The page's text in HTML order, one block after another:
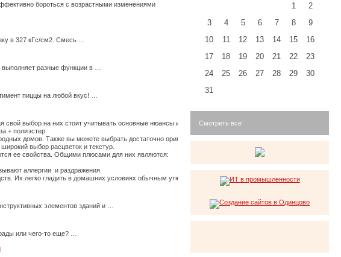
бороться с возрастными изменениями
в 327 кГс/см2. Смесь …
выполняет разные функции в …
пиццы на любой вкус! …
выбор на них стоит учитывать основные нюансы их использования, иначе по истечению времени
+ полиэстер.
домов. Также вы можете выбрать достаточно оригинальные ткани, изготовленные из крапивы,
выбор расцветок и текстур.
ее свойства. Общими плюсами для них являются:
аллергии и раздражения.
Их легко гладить в домашних условиях обычным утюгом. …
элементов зданий и …
или чего-то еще? …
1
2
3
4 5 6 7 8
9
10
11 12 13 14 15
16
17
18 19 20 21 22
23
24
25 26 27 28 29
30
31
Смотреть все